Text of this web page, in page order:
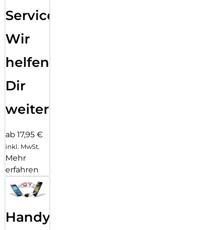
Service:
Wir
helfen
Dir
weiter
ab 17,95 €
inkl. MwSt.
Mehr
erfahren
Handy